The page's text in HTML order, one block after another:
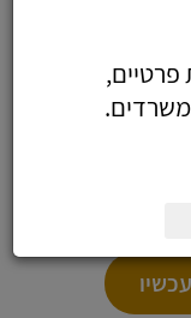
פרטיים,